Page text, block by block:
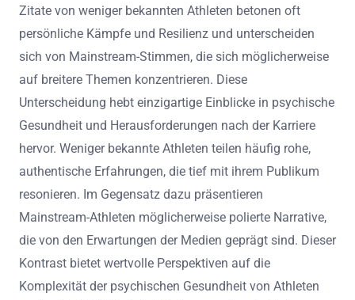
Zitate von weniger bekannten Athleten betonen oft
persönliche Kämpfe und Resilienz und unterscheiden
sich von Mainstream-Stimmen, die sich möglicherweise
auf breitere Themen konzentrieren. Diese
Unterscheidung hebt einzigartige Einblicke in psychische
Gesundheit und Herausforderungen nach der Karriere
hervor. Weniger bekannte Athleten teilen häufig rohe,
authentische Erfahrungen, die tief mit ihrem Publikum
resonieren. Im Gegensatz dazu präsentieren
Mainstream-Athleten möglicherweise polierte Narrative,
die von den Erwartungen der Medien geprägt sind. Dieser
Kontrast bietet wertvolle Perspektiven auf die
Komplexität der psychischen Gesundheit von Athleten